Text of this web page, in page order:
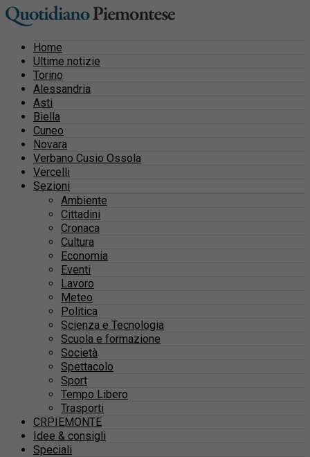
Home
Ultime notizie
Torino
Alessandria
Asti
Biella
Cuneo
Novara
Verbano Cusio Ossola
Vercelli
Sezioni
Ambiente
Cittadini
Cronaca
Cultura
Economia
Eventi
Lavoro
Meteo
Politica
Scienza e Tecnologia
Scuola e formazione
Società
Spettacolo
Sport
Tempo Libero
Trasporti
CRPIEMONTE
Idee & consigli
Speciali